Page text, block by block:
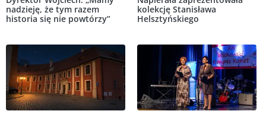
nadzieję, że tym razem
historia się nie powtórzy”
kolekcję Stanisława
Helsztyńskiego